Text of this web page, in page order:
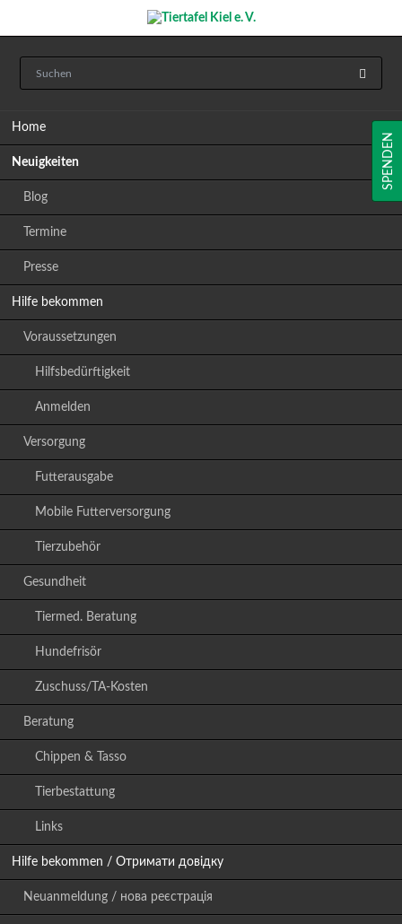
Home
Neuigkeiten
Blog
Termine
Presse
Hilfe bekommen
Voraussetzungen
Hilfsbedürftigkeit
Anmelden
Versorgung
Futterausgabe
Mobile Futterversorgung
Tierzubehör
Gesundheit
Tiermed. Beratung
Hundefrisör
Zuschuss/TA-Kosten
Beratung
Chippen & Tasso
Tierbestattung
Links
Hilfe bekommen / Отримати довідку
Neuanmeldung / нова реєстрація
SPENDEN